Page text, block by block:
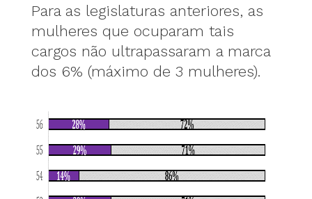
Para as legislaturas anteriores, as
mulheres que ocuparam tais
cargos não ultrapassaram a marca
dos 6% (máximo de 3 mulheres).